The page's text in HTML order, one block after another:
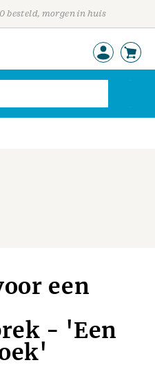
besteld, morgen in huis
een
- 'Een